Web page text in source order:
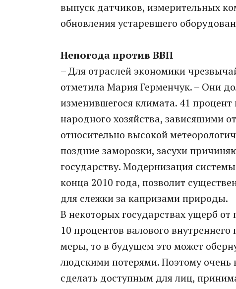
выпуск датчиков, измерительных
обновления устаревшего
Непогода против ВВП
– Для отраслей экономики
отметила Мария Герменчук. – Они
изменившегося климата. 41 процент
народного хозяйства, зависящими
относительно высокой
поздние заморозки, засухи
государству. Модернизация
конца 2010 года, позволит
для слежки за капризами природы.
В некоторых государствах ущерб
10 процентов валового
меры, то в будущем это может
людскими потерями. Поэтому очень
сделать доступным для лиц,